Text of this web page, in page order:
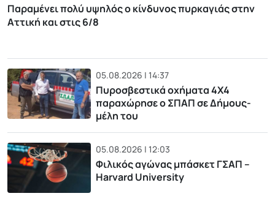
Παραμένει πολύ υψηλός ο κίνδυνος πυρκαγιάς στην
Αττική και στις 6/8
05.08.2026 | 14:37
Πυροσβεστικά οχήματα 4Χ4
παραχώρησε ο ΣΠΑΠ σε Δήμους-
μέλη του
05.08.2026 | 12:03
Φιλικός αγώνας μπάσκετ ΓΣΑΠ –
Harvard University